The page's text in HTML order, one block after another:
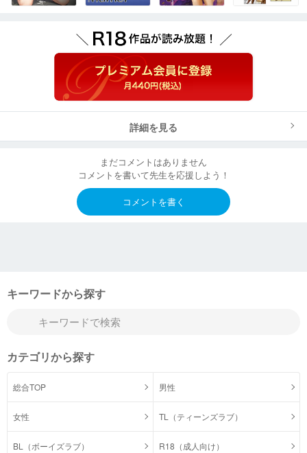
詳細を見る
まだコメントはありません
コメントを書いて先生を応援しよう！
コメントを書く
キーワードから探す
カテゴリから探す
総合TOP 男性
女性 TL（ティーンズラブ）
BL（ボーイズラブ） R18（成人向け）